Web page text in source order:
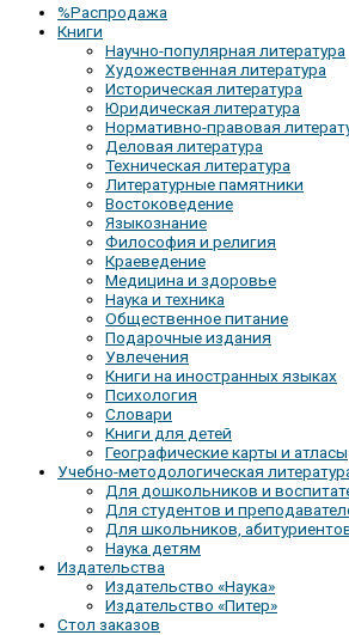
%Распродажа
Книги
Научно-популярная литература
Художественная литература
Историческая литература
Юридическая литература
Нормативно-правовая
Деловая литература
Техническая литература
Литературные памятники
Востоковедение
Языкознание
Философия и религия
Краеведение
Медицина и здоровье
Наука и техника
Общественное питание
Подарочные издания
Увлечения
Книги на иностранных языках
Психология
Словари
Книги для детей
Географические карты и атласы
Учебно-методологическая
Для дошкольников и
Для студентов и
Для школьников,
Наука детям
Издательства
Издательство «Наука»
Издательство «Питер»
Стол заказов